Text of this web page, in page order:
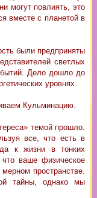
могут повлиять, это
вместе с планетой в
были предприняты
светлых
Дело дошло до
уровнях.
Кульминацию.
темой прошло.
все, что есть в
к жизни в тонких
ваше физическое
пространстве.
тайны, однако мы